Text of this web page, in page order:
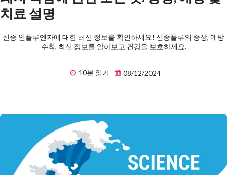
치료 설명
신종 인플루엔자에 대한 최신 정보를 확인하세요! 신종플루의 증상, 예방
수칙, 최신 정보를 알아보고 건강을 보호하세요.
10분 읽기 08/12/2024